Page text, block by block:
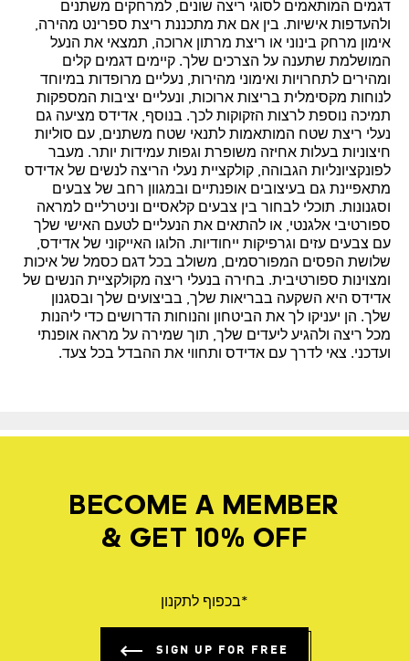
דגמים המותאמים לסוגי ריצה שונים, למרחקים משתנים
ולהעדפות אישיות. בין אם את מתכננת ריצת ספרינט מהירה,
אימון מרחק בינוני או ריצת מרתון ארוכה, תמצאי את הנעל
המושלמת שתענה על הצרכים שלך. קיימים דגמים קלים
ומהירים לתחרויות ואימוני מהירות, נעליים מרופדות במיוחד
לנוחות מקסימלית בריצות ארוכות, ונעליים יציבות המספקות
תמיכה נוספת לרצות הזקוקות לכך. בנוסף, אדידס מציעה גם
נעלי ריצת שטח המותאמות לתנאי שטח משתנים, עם סוליות
חיצוניות בעלות אחיזה משופרת וגפות עמידות יותר. מעבר
לפונקציונליות הגבוהה, קולקציית נעלי הריצה לנשים של אדידס
מתאפיינת גם בעיצובים אופנתיים ובמגוון רחב של צבעים
וסגנונות. תוכלי לבחור בין צבעים קלאסיים וניטרליים למראה
ספורטיבי אלגנטי, או להתאים את הנעליים לטעם האישי שלך
עם צבעים עזים וגרפיקות ייחודיות. הלוגו האייקוני של אדידס,
שלושת הפסים המפורסמים, משולב בכל דגם כסמל של איכות
ומצוינות ספורטיבית. בחירה בנעלי ריצה מקולקציית הנשים של
אדידס היא השקעה בבריאות שלך, בביצועים שלך ובסגנון
שלך. הן יעניקו לך את הביטחון והנוחות הדרושים כדי ליהנות
מכל ריצה ולהגיע ליעדים שלך, תוך שמירה על מראה אופנתי
ועדכני. צאי לדרך עם אדידס ותחווי את ההבדל בכל צעד.
BECOME A MEMBER
& GET 10% OFF
*בכפוף לתקנון
SIGN UP FOR FREE